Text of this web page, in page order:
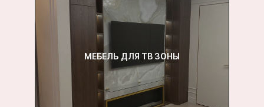
МЕБЕЛЬ ДЛЯ ТВ ЗОНЫ